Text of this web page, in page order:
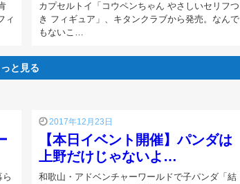
ィ
カプセルトイ「コウペンちゃん やさしいセリフつ
き フィギュア」、キタンクラブから発売。なんで
もないこ…
と見る
2017年12月23日
【本日イベント開催】パンダは
上野だけじゃないよ…
和歌山・アドベンチャーワールドで子パンダ「結